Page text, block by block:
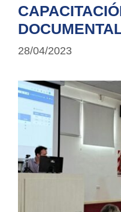
28/04/2023